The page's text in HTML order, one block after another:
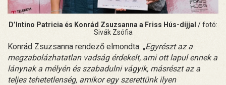
D’Intino Patricia és Konrád Zsuzsanna a Friss Hús-díjjal / fotó:
Sivák Zsófia
Konrád Zsuzsanna rendező elmondta: „Egyrészt az a
megzabolázhatatlan vadság érdekelt, ami ott lapul ennek a
lánynak a mélyén és szabadulni vágyik, másrészt az a
teljes tehetetlenség, amikor egy szerettünk ilyen